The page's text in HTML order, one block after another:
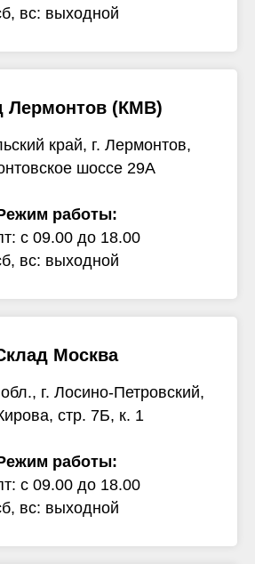
вс: выходной
Лермонтов (КМВ)
край, г. Лермонтов,
шоссе 29А
работы:
с 09.00 до 18.00
вс: выходной
Москва
г. Лосино-Петровский,
стр. 7Б, к. 1
работы:
с 09.00 до 18.00
вс: выходной